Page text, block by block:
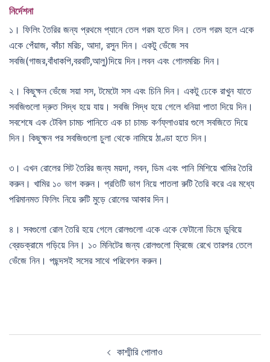
নির্দেশনা
১। ফিলিং তৈরির জন্য প্রথমে প্যানে তেল গরম হতে দিন। তেল গরম হলে একে
একে পেঁয়াজ, কাঁচা মরিচ, আদা, রসুন দিন। একটু ভেঁজে সব
সবজি(গাজর,বাঁধাকপি,বরবটি,আলু)দিয়ে দিন।লবন এবং গোলমরিচ দিন।
২। কিছুক্ষন ভেঁজে সয়া সস, টমেটো সস এবং চিনি দিন। একটু ঢেকে রাখুন যাতে
সবজিগুলো দ্রুত সিদ্ধ হয়ে যায়। সবজি সিদ্ধ হয়ে গেলে ধনিয়া পাতা দিয়ে দিন।
সবশেষে এক টেবিল চামচ পানিতে এক চা চামচ কর্ণফ্লাওয়ার গুলে সবজিতে দিয়ে
দিন। কিছুক্ষন পর সবজিগুলো চুলা থেকে নামিয়ে ঠাণ্ডা হতে দিন।
৩। এখন রোলের সিট তৈরির জন্য ময়দা, লবন, ডিম এবং পানি মিশিয়ে খামির তৈরি
করুন। খামির ১০ ভাগ করুন। প্রতিটি ভাগ নিয়ে পাতলা রুটি তৈরি করে এর মধ্যে
পরিমানমত ফিলিং নিয়ে রুটি মুড়ে রোলের আকার দিন।
৪। সবগুলো রোল তৈরি হয়ে গেলে রোলগুলো একে একে ফেটানো ডিমে ডুবিয়ে
ব্রেডক্রামে গড়িয়ে নিন। ১০ মিনিটের জন্য রোলগুলো ফ্রিজে রেখে তারপর তেলে
ভেঁজে নিন। পছন্দসই সসের সাথে পরিবেশন করুন।
কাশ্মীরি পোলাও